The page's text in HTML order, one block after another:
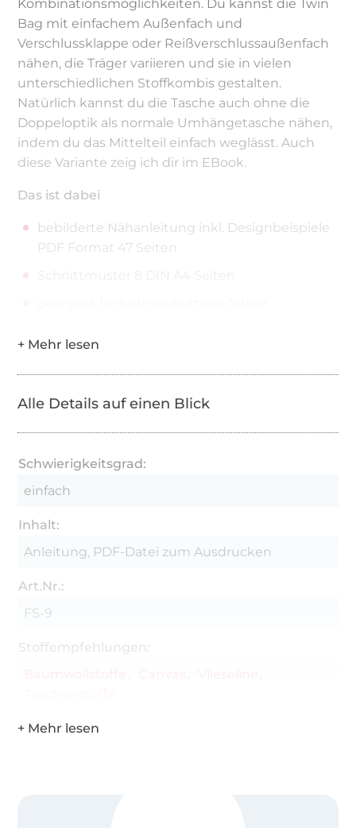
Kombinationsmöglichkeiten. Du kannst die Twin
Bag mit einfachem Außenfach und
Verschlussklappe oder Reißverschlussaußenfach
nähen, die Träger variieren und sie in vielen
unterschiedlichen Stoffkombis gestalten.
Natürlich kannst du die Tasche auch ohne die
Doppeloptik als normale Umhängetasche nähen,
indem du das Mittelteil einfach weglässt. Auch
diese Variante zeig ich dir im EBook.
Das ist dabei
bebilderte Nähanleitung inkl. Designbeispiele
PDF Format 47 Seiten
Vlieseinlage max. 100 cm
Spiralbreite
2 D – Ringe, 1,5 cm breit, 2 Karabiner, 1 Schieber
den Tragegurt oder Lederriemen
Je nach Variante: Druckknopf, Magnetknopf,
Hohlnieten, Lederriemen
Alle Details auf einen Blick
Schwierigkeitsgrad:
einfach
Inhalt:
Anleitung, PDF-Datei zum Ausdrucken
Art.Nr.:
FS-9
Stoffempfehlungen: